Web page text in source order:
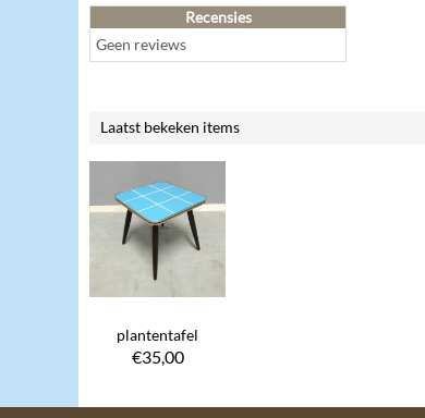
Recensies
Geen reviews
Laatst bekeken items
plantentafel
€35,00